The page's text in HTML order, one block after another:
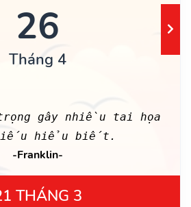
26
Tháng 4
gây nhiều tai họa
hiểu biết.
-Franklin-
THÁNG 3